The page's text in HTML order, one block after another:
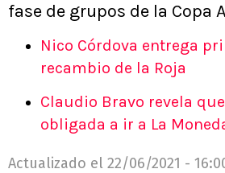
fase de grupos de la Copa
Nico Córdova entrega
recambio de la Roja
Claudio Bravo revela
obligada a ir a La
Actualizado el 22/06/2021 -